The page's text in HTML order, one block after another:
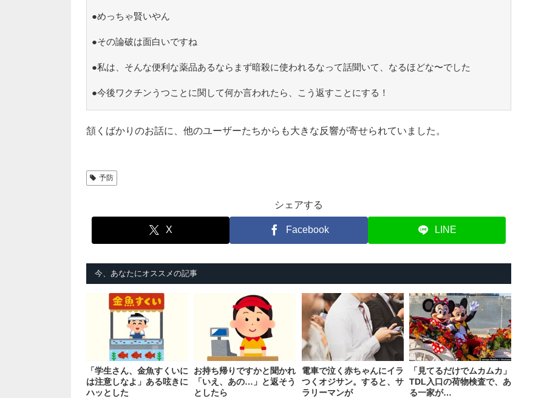
●めっちゃ賢いやん
●その論破は面白いですね
●私は、そんな便利な薬品あるならまず暗殺に使われるなって話聞いて、なるほどな〜でした
●今後ワクチンうつことに関して何か言われたら、こう返すことにする！
頷くばかりのお話に、他のユーザーたちからも大きな反響が寄せられていました。
予防
シェアする
X Facebook LINE
今、あなたにオススメの記事
「学生さん、金魚すくいに
は注意しなよ」ある呟きに
ハッとした
お持ち帰りですかと聞かれ
「いえ、あの…」と返そう
としたら
電車で泣く赤ちゃんにイラ
つくオジサン。すると、サ
ラリーマンが
「見てるだけでムカムカ」
TDL入口の荷物検査で、あ
る一家が…